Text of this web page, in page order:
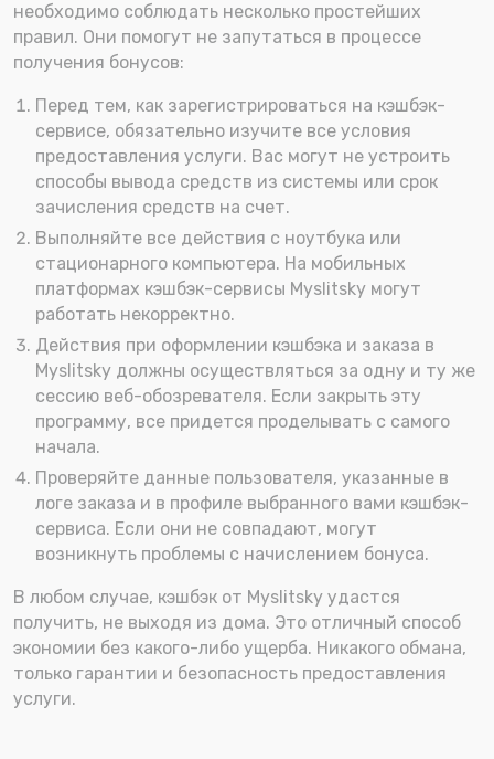
необходимо соблюдать несколько простейших
правил. Они помогут не запутаться в процессе
получения бонусов:
Перед тем, как зарегистрироваться на кэшбэк-
сервисе, обязательно изучите все условия
предоставления услуги. Вас могут не устроить
способы вывода средств из системы или срок
зачисления средств на счет.
Выполняйте все действия с ноутбука или
стационарного компьютера. На мобильных
платформах кэшбэк-сервисы Myslitsky могут
работать некорректно.
Действия при оформлении кэшбэка и заказа в
Myslitsky должны осуществляться за одну и ту же
сессию веб-обозревателя. Если закрыть эту
программу, все придется проделывать с самого
начала.
Проверяйте данные пользователя, указанные в
логе заказа и в профиле выбранного вами кэшбэк-
сервиса. Если они не совпадают, могут
возникнуть проблемы с начислением бонуса.
В любом случае, кэшбэк от Myslitsky удастся
получить, не выходя из дома. Это отличный способ
экономии без какого-либо ущерба. Никакого обмана,
только гарантии и безопасность предоставления
услуги.